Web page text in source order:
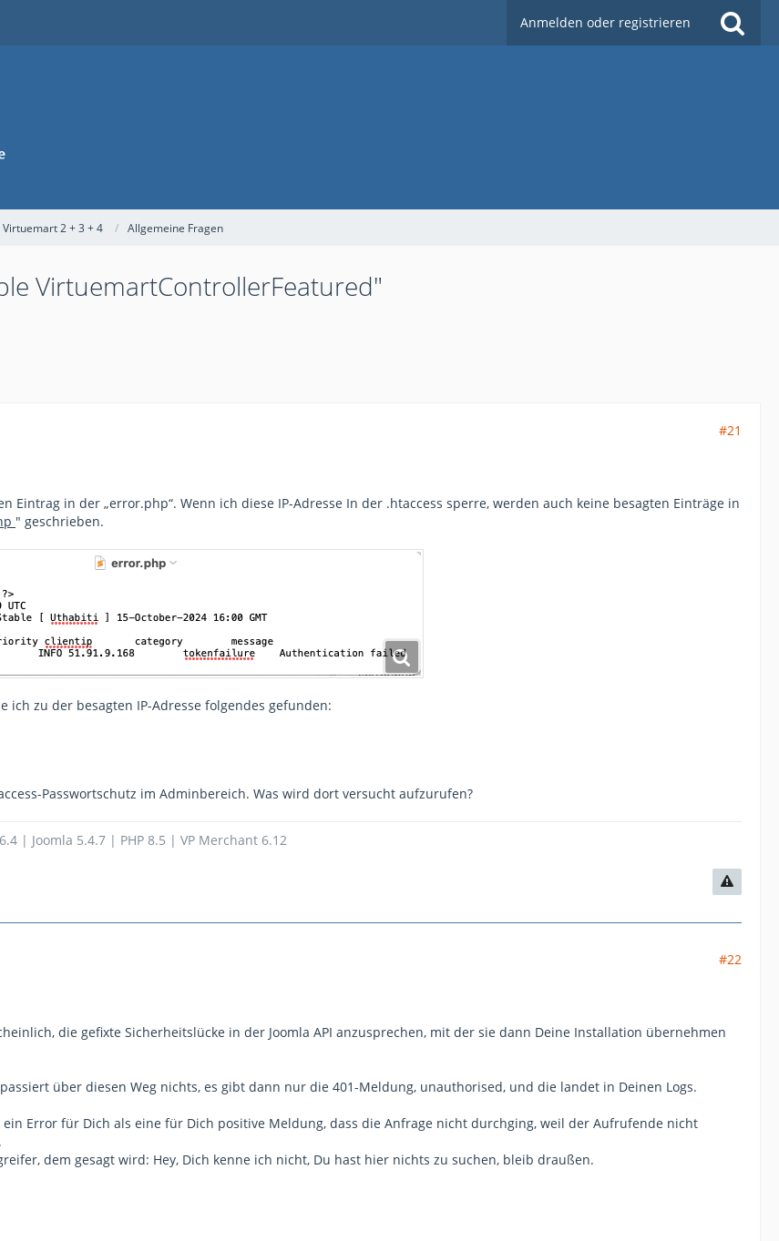
Anmelden oder registrieren
Virtuemart 2 + 3 + 4 Allgemeine Fragen
VirtuemartControllerFeatured"
#21
Eintrag in der „error.php“. Wenn ich diese IP-Adresse In der .htaccess sperre, werden auch keine besagten Einträge in
" geschrieben.
ich zu der besagten IP-Adresse folgendes gefunden:
Passwortschutz im Adminbereich. Was wird dort versucht aufzurufen?
| Joomla 5.4.7 | PHP 8.5 | VP Merchant 6.12
#22
die gefixte Sicherheitslücke in der Joomla API anzusprechen, mit der sie dann Deine Installation übernehmen
über diesen Weg nichts, es gibt dann nur die 401-Meldung, unauthorised, und die landet in Deinen Logs.
Error für Dich als eine für Dich positive Meldung, dass die Anfrage nicht durchging, weil der Aufrufende nicht
dem gesagt wird: Hey, Dich kenne ich nicht, Du hast hier nichts zu suchen, bleib draußen.